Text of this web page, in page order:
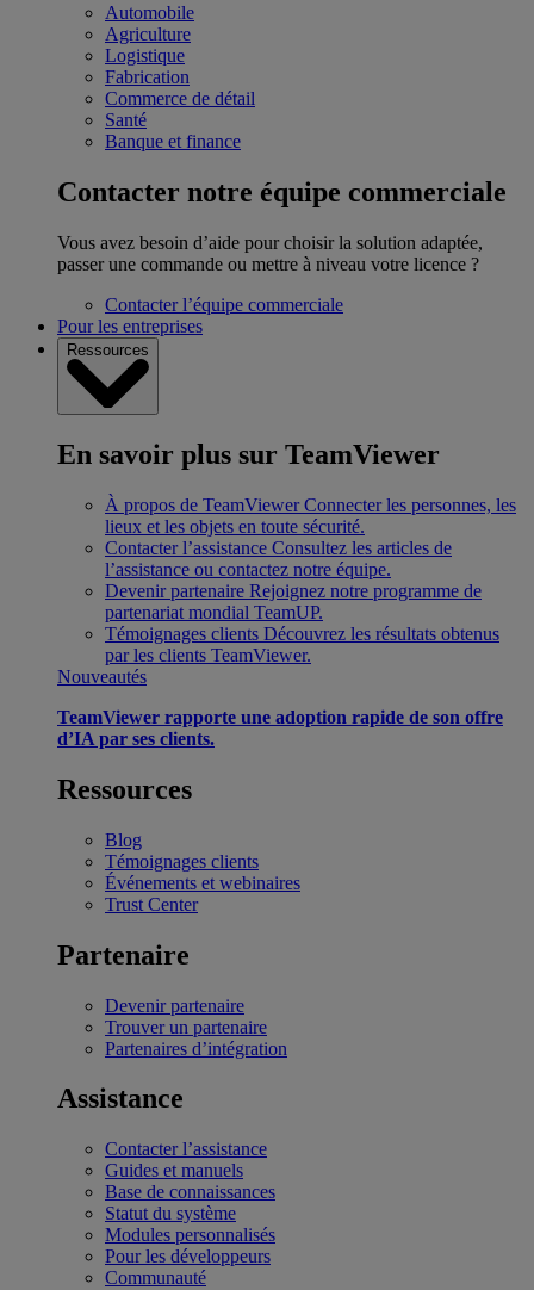
Automobile
Agriculture
Logistique
Fabrication
Commerce de détail
Santé
Banque et finance
Contacter notre équipe commerciale
Vous avez besoin d’aide pour choisir la solution adaptée,
passer une commande ou mettre à niveau votre licence ?
Contacter l’équipe commerciale
Pour les entreprises
Ressources
En savoir plus sur TeamViewer
À propos de TeamViewer Connecter les personnes, les
lieux et les objets en toute sécurité.
Contacter l’assistance Consultez les articles de
l’assistance ou contactez notre équipe.
Devenir partenaire Rejoignez notre programme de
partenariat mondial TeamUP.
Témoignages clients Découvrez les résultats obtenus
par les clients TeamViewer.
Nouveautés
TeamViewer rapporte une adoption rapide de son offre
d’IA par ses clients.
Ressources
Blog
Témoignages clients
Événements et webinaires
Trust Center
Partenaire
Devenir partenaire
Trouver un partenaire
Partenaires d’intégration
Assistance
Contacter l’assistance
Guides et manuels
Base de connaissances
Statut du système
Modules personnalisés
Pour les développeurs
Communauté